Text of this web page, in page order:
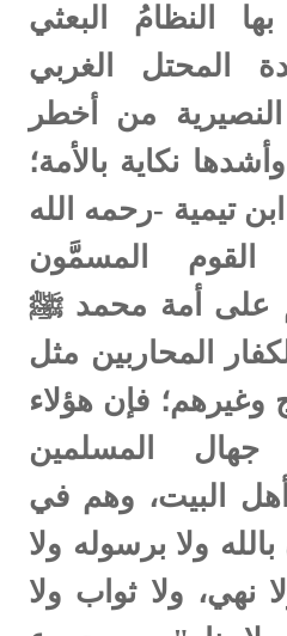
النظامُ البعثي
المحتل الغربي
النصيرية من أخطر
نكاية بالأمة؛
تيمية -رحمه الله
القوم المسمَّون
على أمة محمد ﷺ
المحاربين مثل
وغيرهم؛ فإن هؤلاء
جهال المسلمين
أهل البيت، وهم في
ولا برسوله ولا
نهي، ولا ثواب ولا